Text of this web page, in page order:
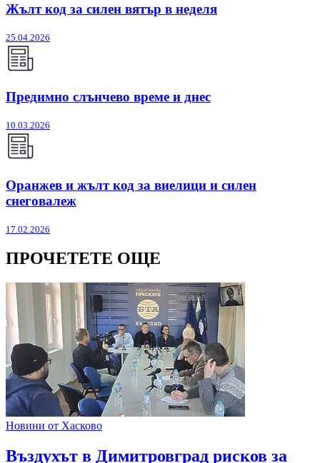
Жълт код за силен вятър в неделя
25.04.2026
Предимно слънчево време и днес
10.03.2026
Оранжев и жълт код за виелици и силен
снеговалеж
17.02.2026
ПРОЧЕТЕТЕ ОЩЕ
Новини от Хасково
Въздухът в Димитровград рисков за